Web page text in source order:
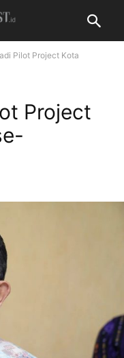
Pilot Project Kota
Project